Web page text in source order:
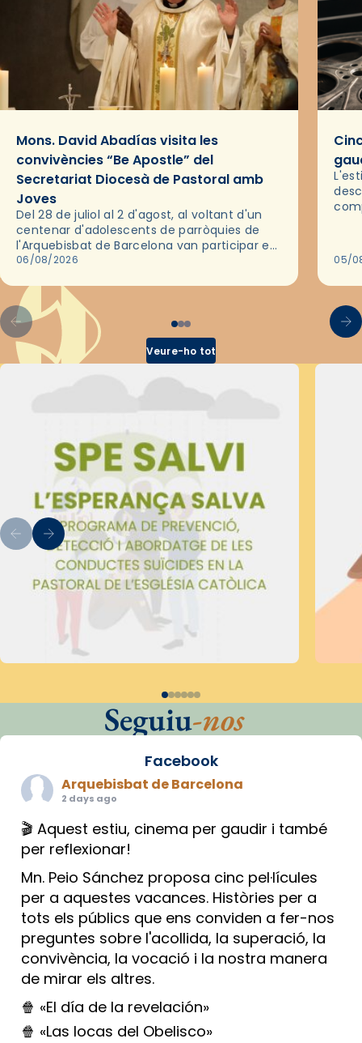
Mons. David Abadías visita les
convivències “Be Apostle” del
Secretariat Diocesà de Pastoral amb
Joves
Del 28 de juliol al 2 d'agost, al voltant d'un
centenar d'adolescents de parròquies de
l'Arquebisbat de Barcelona van participar en
les convivències Be Apostle, organitzades
06/08/2026 05/
Veure-ho tot
Seguiu-nos
Facebook
Arquebisbat de Barcelona
2 days ago
🎬 Aquest estiu, cinema per gaudir i també
per reflexionar!
Mn. Peio Sánchez proposa cinc pel·lícules
per a aquestes vacances. Històries per a
tots els públics que ens conviden a fer-nos
preguntes sobre l'acollida, la superació, la
convivència, la vocació i la nostra manera
de mirar els altres.
🍿 «El día de la revelación»
🍿 «Las locas del Obelisco»